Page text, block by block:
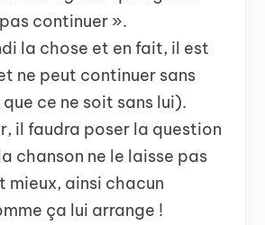
continuer ».
la chose et en fait, il est
ne peut continuer sans
ce ne soit sans lui).
il faudra poser la question
chanson ne le laisse pas
mieux, ainsi chacun
ça lui arrange !